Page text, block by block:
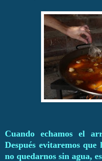
Cuando echamos el
Después evitaremos
no quedarnos sin agua,